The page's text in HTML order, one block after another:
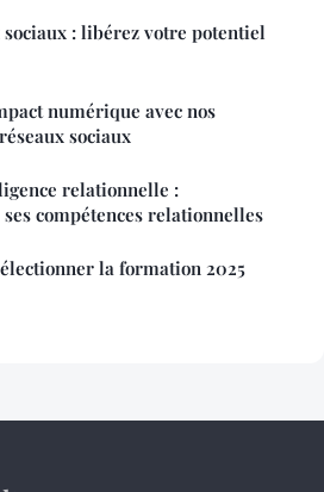
: libérez votre potentiel
numérique avec nos
sociaux
relationnelle :
compétences relationnelles
la formation 2025